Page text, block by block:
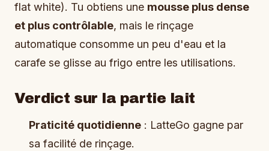
flat white). Tu obtiens une mousse plus dense
et plus contrôlable, mais le rinçage
automatique consomme un peu d'eau et la
carafe se glisse au frigo entre les utilisations.
Verdict sur la partie lait
Praticité quotidienne : LatteGo gagne par
sa facilité de rinçage.